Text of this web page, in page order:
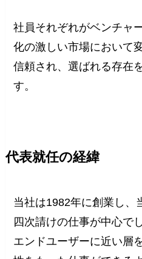
社員それぞれがベンチャ
化の激しい市場において
信頼され、選ばれる存在
す。
代表就任の経緯
当社は1982年に創業し、
四次請けの仕事が中心で
エンドユーザーに近い層